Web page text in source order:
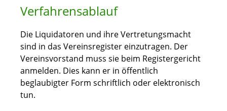
Verfahrensablauf
Die Liquidatoren und ihre Vertretungsmacht
sind in das Vereinsregister einzutragen. Der
Vereinsvorstand muss sie beim Registergericht
anmelden. Dies kann er in öffentlich
beglaubigter Form schriftlich oder elektronisch
tun.